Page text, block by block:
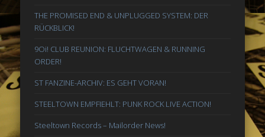
THE PROMISED END & UNPLUGGED SYSTEM: DER
RÜCKBLICK!
9Oi! CLUB REUNION: FLUCHTWAGEN & RUNNING
ORDER!
ST FANZINE-ARCHIV: ES GEHT VORAN!
STEELTOWN EMPFIEHLT: PUNK ROCK LIVE ACTION!
Steeltown Records – Mailorder News!